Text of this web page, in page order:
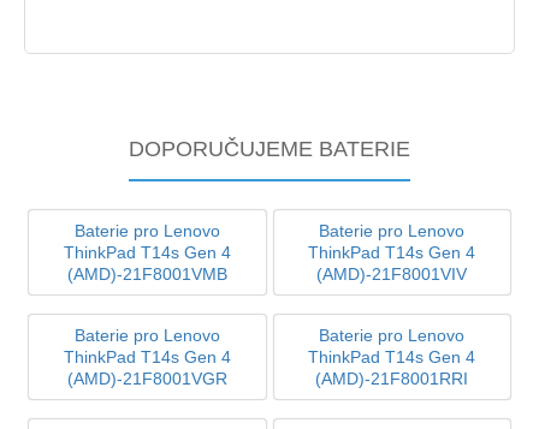
DOPORUČUJEME BATERIE
Baterie pro Lenovo
ThinkPad T14s Gen 4
(AMD)-21F8001VMB
Baterie pro Lenovo
ThinkPad T14s Gen 4
(AMD)-21F8001VIV
Baterie pro Lenovo
ThinkPad T14s Gen 4
(AMD)-21F8001VGR
Baterie pro Lenovo
ThinkPad T14s Gen 4
(AMD)-21F8001RRI